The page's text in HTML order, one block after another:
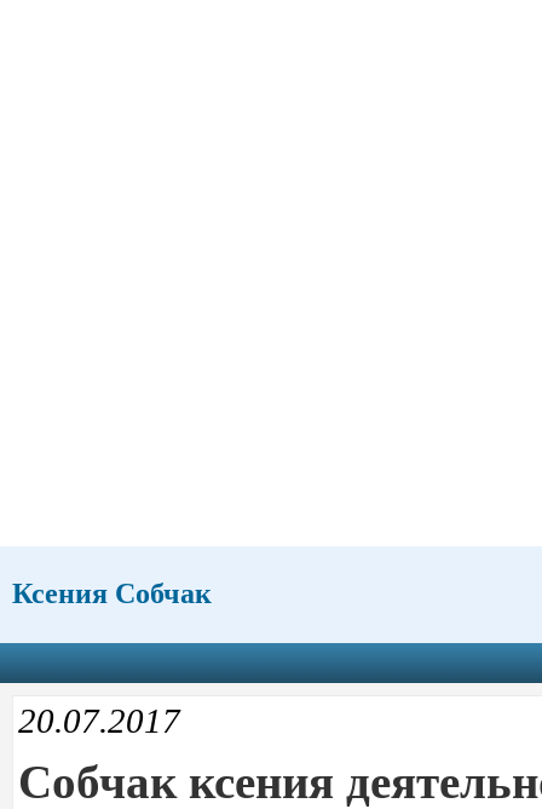
Ксения Собчак
20.07.2017
Собчак ксения